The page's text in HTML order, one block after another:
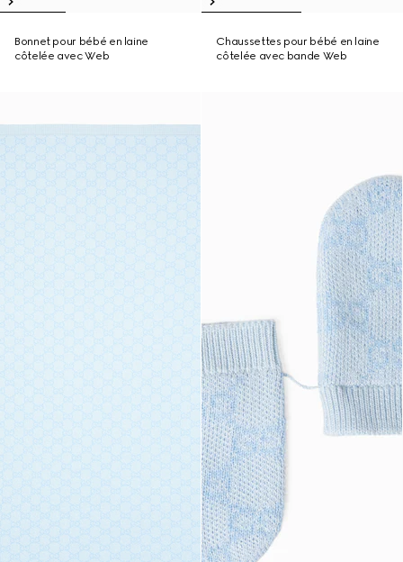
Bonnet pour bébé en laine
côtelée avec Web
Chaussettes pour bébé en laine
côtelée avec bande Web